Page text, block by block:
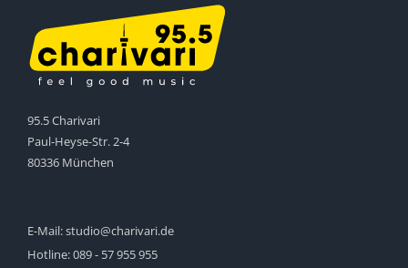
95.5 Charivari
Paul-Heyse-Str. 2-4
80336 München
E-Mail:studio@charivari.de
Hotline:089 - 57 955 955